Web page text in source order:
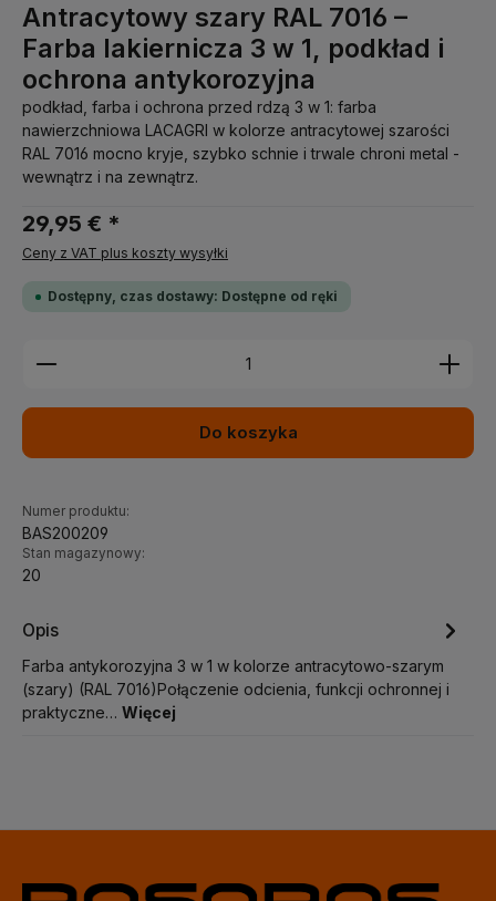
Antracytowy szary RAL 7016 –
Farba lakiernicza 3 w 1, podkład i
ochrona antykorozyjna
podkład, farba i ochrona przed rdzą 3 w 1: farba
nawierzchniowa LACAGRI w kolorze antracytowej szarości
RAL 7016 mocno kryje, szybko schnie i trwale chroni metal -
wewnątrz i na zewnątrz.
29,95 € *
Ceny z VAT plus koszty wysyłki
Dostępny, czas dostawy: Dostępne od ręki
Ilość produktu: Wprowadź żądaną ilość lub użyj
Do koszyka
Numer produktu:
BAS200209
Stan magazynowy:
20
Opis
Farba antykorozyjna 3 w 1 w kolorze antracytowo-szarym
(szary) (RAL 7016)Połączenie odcienia, funkcji ochronnej i
praktyczne… Więcej